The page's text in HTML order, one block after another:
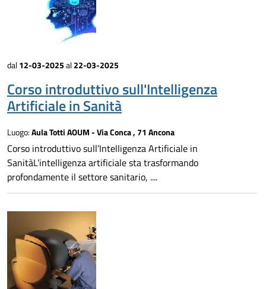
dal 12-03-2025 al22-03-2025
Corso introduttivo sull'Intelligenza
Artificiale in Sanità
Luogo:Aula Totti AOUM - Via Conca , 71 Ancona
Corso introduttivo sull’Intelligenza Artificiale in
SanitàL’intelligenza artificiale sta trasformando
profondamente il settore sanitario, ....